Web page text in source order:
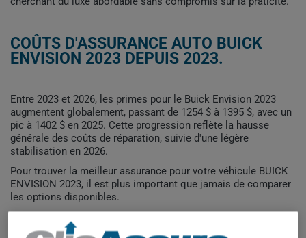
COÛTS D'ASSURANCE AUTO BUICK
ENVISION 2023 DEPUIS 2023.
Entre 2023 et 2026, les primes pour le Buick Envision 2023
augmentent globalement, passant de 1254 $ à 1395 $, avec un
pic à 1402 $ en 2025. Cette progression reflète la hausse
générale des coûts de réparation, suivie d'une légère
stabilisation en 2026.
Pour trouver la meilleur assurance pour votre véhicule BUICK
ENVISION 2023, il est plus important que jamais de comparer
les options disponibles.
1 500$